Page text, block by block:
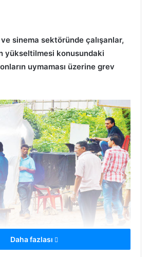
sinema sektöründe çalışanlar,
yükseltilmesi konusundaki
uymaması üzerine grev
Daha fazlası